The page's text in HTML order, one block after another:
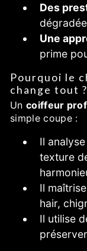
Des
Une
prime
Pourquoi le
change tout ?
Un coiffeur
simple coupe :
Il
texture
Il
hair,
Il utilise